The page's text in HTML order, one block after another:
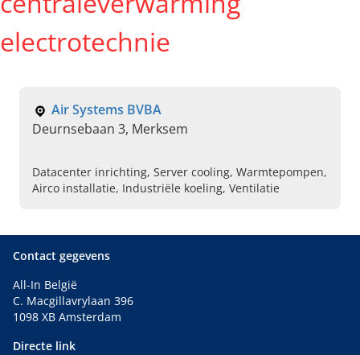
electrotechnie
Air Systems BVBA
Deurnsebaan 3, Merksem
Datacenter inrichting, Server cooling, Warmtepompen,
Airco installatie, Industriële koeling, Ventilatie
Contact gegevens
All-In België
C. Macgillavrylaan 396
1098 XB Amsterdam
Directe link